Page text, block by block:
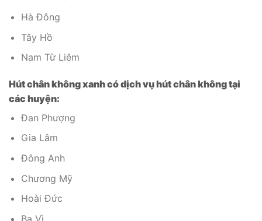
Hà Đông
Tây Hồ
Nam Từ Liêm
Hút chân không xanh có dịch vụ hút chân không tại
các huyện:
Đan Phượng
Gia Lâm
Đông Anh
Chương Mỹ
Hoài Đức
Ba Vì